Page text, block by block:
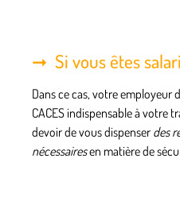
Si vous êtes
Dans ce cas, votre employeur
CACES indispensable à votre
devoir de vous dispenser des
nécessairesen matière de